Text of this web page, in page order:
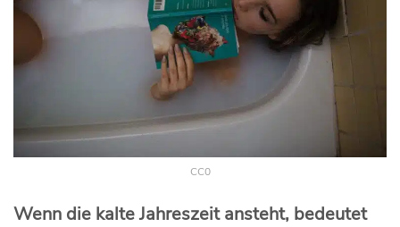
CC0
Wenn die kalte Jahreszeit ansteht, bedeutet